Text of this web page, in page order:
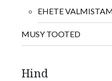
EHETE
MUSY TOOTED
Hind